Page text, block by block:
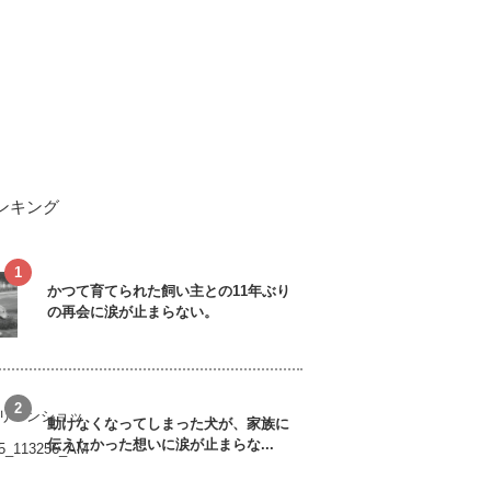
キング
かつて育てられた飼い主との11年ぶり
の再会に涙が止まらない。
動けなくなってしまった犬が、家族に
伝えたかった想いに涙が止まらな...